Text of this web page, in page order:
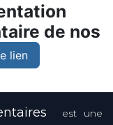
de nos
lien
est une